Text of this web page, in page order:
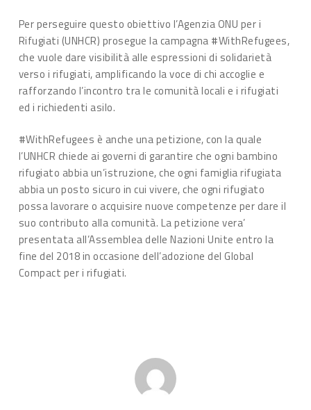
Per perseguire questo obiettivo l’Agenzia ONU per i
Rifugiati (UNHCR) prosegue la campagna #WithRefugees,
che vuole dare visibilità alle espressioni di solidarietà
verso i rifugiati, amplificando la voce di chi accoglie e
rafforzando l’incontro tra le comunità locali e i rifugiati
ed i richiedenti asilo.
#WithRefugees è anche una petizione, con la quale
l’UNHCR chiede ai governi di garantire che ogni bambino
rifugiato abbia un’istruzione, che ogni famiglia rifugiata
abbia un posto sicuro in cui vivere, che ogni rifugiato
possa lavorare o acquisire nuove competenze per dare il
suo contributo alla comunità. La petizione vera’
presentata all’Assemblea delle Nazioni Unite entro la
fine del 2018 in occasione dell’adozione del Global
Compact per i rifugiati.